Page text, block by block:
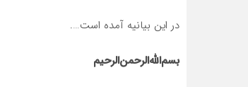
در این بیانیه آمده است….
بسم‌الله‌الرحمن‌الرحیم